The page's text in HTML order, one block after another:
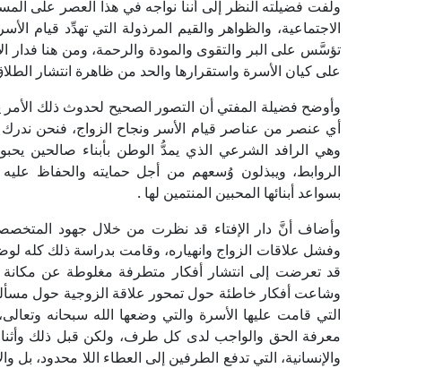
ولفت فضيلته النظر إلى أننا نواجه في هذا العصر على
الاجتماعية، والظواهر والقيم المرذولة التي تهدِّد قيام
تؤسَّس على البر والتقوى والمودة والرحمة، ومن هنا
على كيان الأسرة واستقرارها والحد من ظاهرة انتشار
وأوضح فضيلة المفتي أن التصور الصحيح لحدوث ذلك الأمر
أي عنصر من عناصر قيام الأسر ونجاح الزواج، فنحن
وهي الرافد الشرعي الذي يمدُّ الوطن بأبناء صالحين
الروابط، ويبذلون وُسعهم من أجل حمايته والحفاظ
بسواعد أبنائها المحبين المنتمين لها .
وأضاف أنَّ دار الإفتاء قد نظرت من خلال جهود
وفشل علاقات الزواج وانهياره، وقامت بدراسة ذلك كله
قد تعرضت إلى انتشار أفكار متطرفة مغلوطة عن مكانة
وشاعت أفكار خاطئة حول تمحور علاقة الزوجية حول
التي قامت عليها الأسرة والتي وضعها الله سبحانه
معرفة الحق والواجب لدى كل طرف، ولكن قبل ذلك
والإنسانية، التي تدفع الطرفين إلى العطاء اللا محدود،